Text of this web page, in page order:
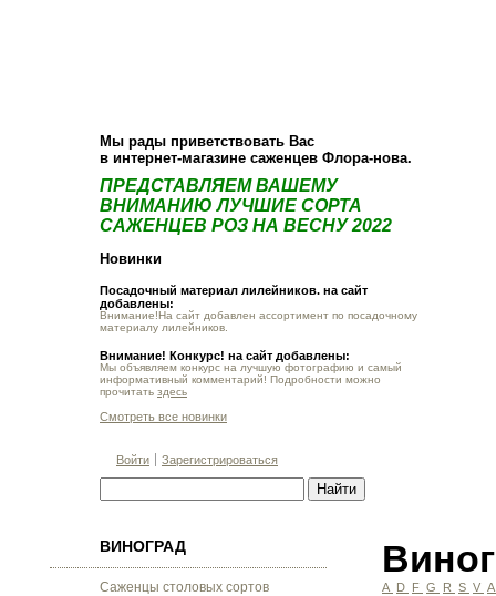
Мы рады приветствовать Вас
в интернет-магазине саженцев Флора-нова.
ПРЕДСТАВЛЯЕМ ВАШЕМУ
ВНИМАНИЮ ЛУЧШИЕ СОРТА
САЖЕНЦЕВ РОЗ НА ВЕСНУ 2022
Новинки
Посадочный материал лилейников. на сайт
добавлены:
Внимание!На сайт добавлен ассортимент по посадочному
материалу лилейников.
Внимание! Конкурс! на сайт добавлены:
Мы объявляем конкурс на лучшую фотографию и самый
информативный комментарий! Подробности можно
прочитать здесь
Смотреть все новинки
Войти Зарегистрироваться
ВИНОГРАД
Саженцы столовых сортов A D F G R S V